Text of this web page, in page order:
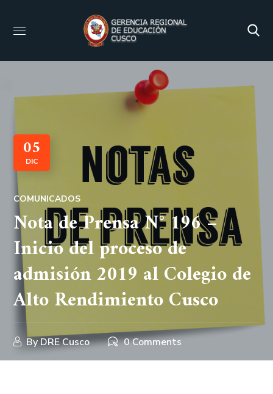
05
DIC
COMUNICADOS
Nota de Prensa N° 196 –
Inicio del proceso de
admisión 2019 al Colegio de
Alto Rendimiento Cusco
ByDRE Cusco 0 Comments